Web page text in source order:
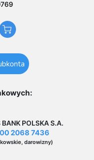
POLSKA S.A.
2068 7436
darowizny)